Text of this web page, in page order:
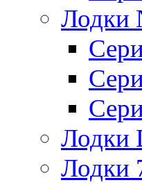
Лодки
Лодки